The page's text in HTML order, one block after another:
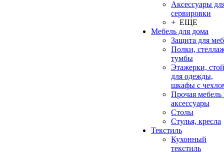
Аксессуары
сервировки
+ ЕЩЕ
Мебель для дома
Защита для
Полки,
тумбы
Этажерки,
для одежды,
шкафы с
Прочая мебель
аксессуары
Столы
Стулья, кресла
Текстиль
Кухонный
текстиль